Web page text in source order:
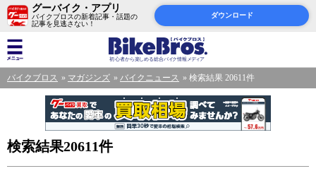
グーバイク・アプリ
バイクブロスの新着記事・話題の
記事を見逃さない！
ダウンロード
バイクブロス マガジンズ バイクニュース 検索結果 20611件
検索結果20611件